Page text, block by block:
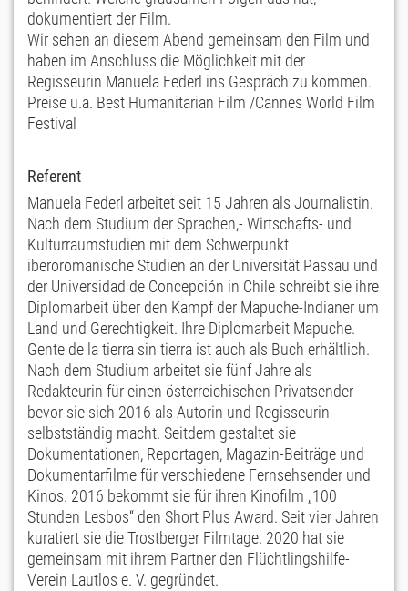
dokumentiert der Film.
Wir sehen an diesem Abend gemeinsam den Film und
haben im Anschluss die Möglichkeit mit der
Regisseurin Manuela Federl ins Gespräch zu kommen.
Preise u.a. Best Humanitarian Film /Cannes World Film
Festival
Referent
Manuela Federl arbeitet seit 15 Jahren als Journalistin.
Nach dem Studium der Sprachen,- Wirtschafts- und
Kulturraumstudien mit dem Schwerpunkt
iberoromanische Studien an der Universität Passau und
der Universidad de Concepción in Chile schreibt sie ihre
Diplomarbeit über den Kampf der Mapuche-Indianer um
Land und Gerechtigkeit. Ihre Diplomarbeit Mapuche.
Gente de la tierra sin tierra ist auch als Buch erhältlich.
Nach dem Studium arbeitet sie fünf Jahre als
Redakteurin für einen österreichischen Privatsender
bevor sie sich 2016 als Autorin und Regisseurin
selbstständig macht. Seitdem gestaltet sie
Dokumentationen, Reportagen, Magazin-Beiträge und
Dokumentarfilme für verschiedene Fernsehsender und
Kinos. 2016 bekommt sie für ihren Kinofilm „100
Stunden Lesbos“ den Short Plus Award. Seit vier Jahren
kuratiert sie die Trostberger Filmtage. 2020 hat sie
gemeinsam mit ihrem Partner den Flüchtlingshilfe-
Verein Lautlos e. V. gegründet.